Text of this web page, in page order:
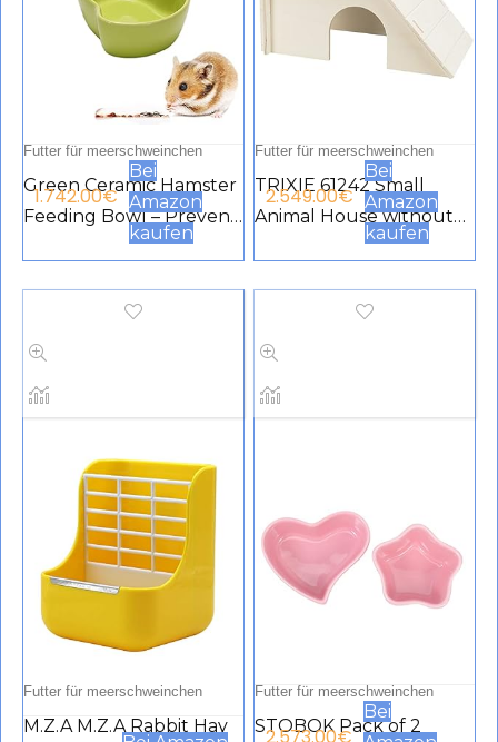
Futter für meerschweinchen
Green Ceramic Hamster
Feeding Bowl – Prevent
Spinning Food Guinea
Hedgehog Small Pet
Round Food Water
1.742.00€
Bei
Amazon
kaufen
Futter für meerschweinchen
TRIXIE 61242 Small
Animal House without
Brackets and Nails for
Rabbits House Bent,
Plug-In System,
18 × 23 cm
2.549.00€
Bei
Amazon
kaufen
Futter für meerschweinchen
M.Z.A M.Z.A Rabbit Hay
Futter für meerschweinchen
STOBOK Pack of 2
Bei